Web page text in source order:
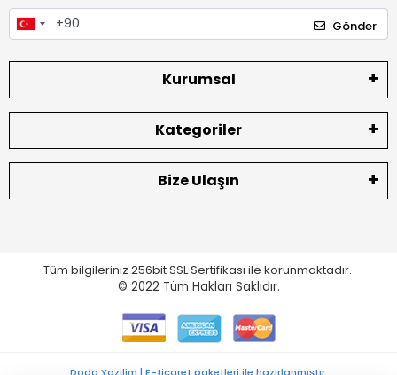
Gönder
Kurumsal
Kategoriler
Bize Ulaşın
Tüm bilgileriniz 256bit SSL Sertifikası ile korunmaktadır.
© 2022 Tüm Hakları Saklıdır.
Dodo Yazilim | E-ticaret paketleri ile hazırlanmıştır.